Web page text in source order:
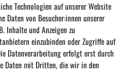
gelesen habe. Meine Einwilligung
Technologien auf unserer Website
Daten von Besucher:innen unserer
Inhalte und Anzeigen zu
einzubinden oder Zugriffe auf
Datenverarbeitung erfolgt erst durch
Daten mit Dritten, die wir in den